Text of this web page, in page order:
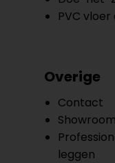
PVC
Overige
Contact
Showroom
leggen